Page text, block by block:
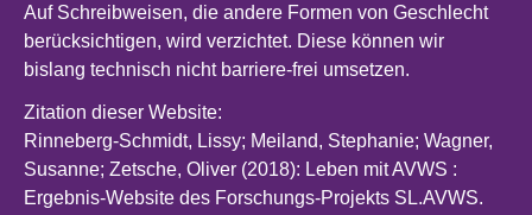
Auf Schreibweisen, die andere Formen von Geschlecht
berücksichtigen, wird verzichtet. Diese können wir
bislang technisch nicht barriere-frei umsetzen.
Zitation dieser Website:
Rinneberg-Schmidt, Lissy; Meiland, Stephanie; Wagner,
Susanne; Zetsche, Oliver (2018): Leben mit AVWS :
Ergebnis-Website des Forschungs-Projekts SL.AVWS.